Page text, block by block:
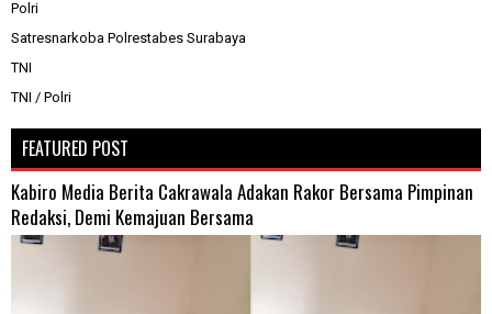
Polri
Satresnarkoba Polrestabes Surabaya
TNI
TNI / Polri
FEATURED POST
Kabiro Media Berita Cakrawala Adakan Rakor Bersama Pimpinan
Redaksi, Demi Kemajuan Bersama